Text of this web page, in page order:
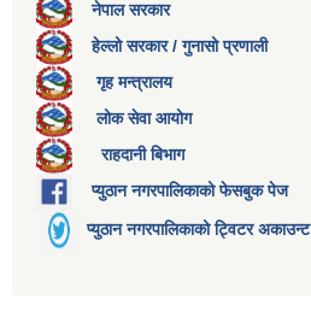
नेपाल सरकार
हेल्लो सरकार / गुनासो प्रणाली
गृह मन्त्रालय
लोक सेवा आयोग
राहदानी बिभाग
प्युठान नगरपालिकाको फेसबुक पेज
प्युठान नगरपालिकाको ट्विटर अकाउन्ट